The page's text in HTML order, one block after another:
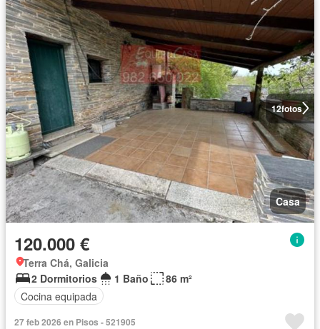
12fotos
Casa
120.000 €
Terra Chá, Galicia
2 Dormitorios
1 Baño
86 m²
Cocina equipada
27 feb 2026 en Pisos - 521905